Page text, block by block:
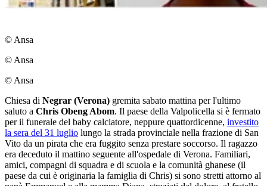
© Ansa
© Ansa
© Ansa
Chiesa di Negrar (Verona) gremita sabato mattina per l'ultimo
saluto a Chris Obeng Abom. Il paese della Valpolicella si è fermato
per il funerale del baby calciatore, neppure quattordicenne, investito
la sera del 31 luglio lungo la strada provinciale nella frazione di San
Vito da un pirata che era fuggito senza prestare soccorso. Il ragazzo
era deceduto il mattino seguente all'ospedale di Verona. Familiari,
amici, compagni di squadra e di scuola e la comunità ghanese (il
paese da cui è originaria la famiglia di Chris) si sono stretti attorno al